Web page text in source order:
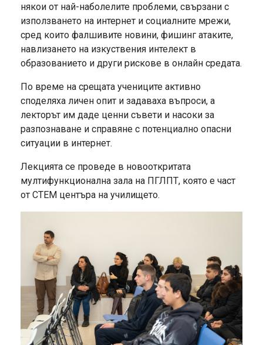
някои от най-наболелите проблеми, свързани с
използването на интернет и социалните мрежи,
сред които фалшивите новини, фишинг атаките,
навлизането на изкуствения интелект в
образованието и други рискове в онлайн средата.
По време на срещата учениците активно
споделяха личен опит и задаваха въпроси, а
лекторът им даде ценни съвети и насоки за
разпознаване и справяне с потенциално опасни
ситуации в интернет.
Лекцията се проведе в новооткритата
мултифункционална зала на ПГЛПТ, която е част
от СТЕМ центъра на училището.